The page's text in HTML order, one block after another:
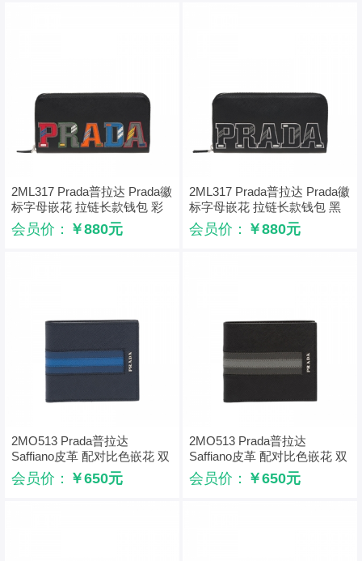
2ML317 Prada普拉达 Prada徽
标字母嵌花 拉链长款钱包 彩
色印花
会员价： ￥880元
2ML317 Prada普拉达 Prada徽
标字母嵌花 拉链长款钱包 黑
白印花
会员价： ￥880元
2MO513 Prada普拉达
Saffiano皮革 配对比色嵌花 双
折短钱夹 海蓝色
会员价： ￥650元
2MO513 Prada普拉达
Saffiano皮革 配对比色嵌花 双
折短钱夹 黑色
会员价： ￥650元